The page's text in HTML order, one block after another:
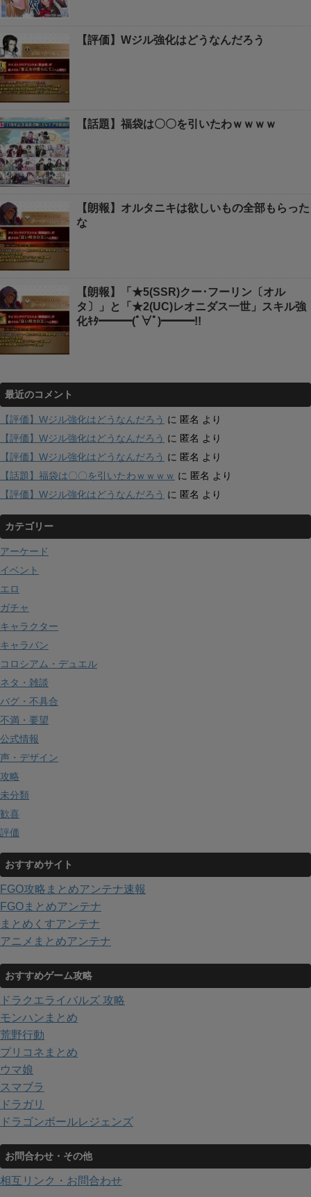
【評価】Wジル強化はどうなんだろう
【話題】福袋は〇〇を引いたわｗｗｗｗ
【朗報】オルタニキは欲しいもの全部もらった
な
【朗報】「★5(SSR)クー･フーリン〔オル
タ〕」と「★2(UC)レオニダス一世」スキル強
化ｷﾀ━━━(ﾟ∀ﾟ)━━━!!
最近のコメント
【評価】Wジル強化はどうなんだろう に 匿名 より
【評価】Wジル強化はどうなんだろう に 匿名 より
【評価】Wジル強化はどうなんだろう に 匿名 より
【話題】福袋は〇〇を引いたわｗｗｗｗ に 匿名 より
【評価】Wジル強化はどうなんだろう に 匿名 より
カテゴリー
アーケード
イベント
エロ
ガチャ
キャラクター
キャラバン
コロシアム・デュエル
ネタ・雑談
バグ・不具合
不満・要望
公式情報
声・デザイン
攻略
未分類
歓喜
評価
おすすめサイト
FGO攻略まとめアンテナ速報
FGOまとめアンテナ
まとめくすアンテナ
アニメまとめアンテナ
おすすめゲーム攻略
ドラクエライバルズ 攻略
モンハンまとめ
荒野行動
プリコネまとめ
ウマ娘
スマブラ
ドラガリ
ドラゴンボールレジェンズ
お問合わせ・その他
相互リンク・お問合わせ